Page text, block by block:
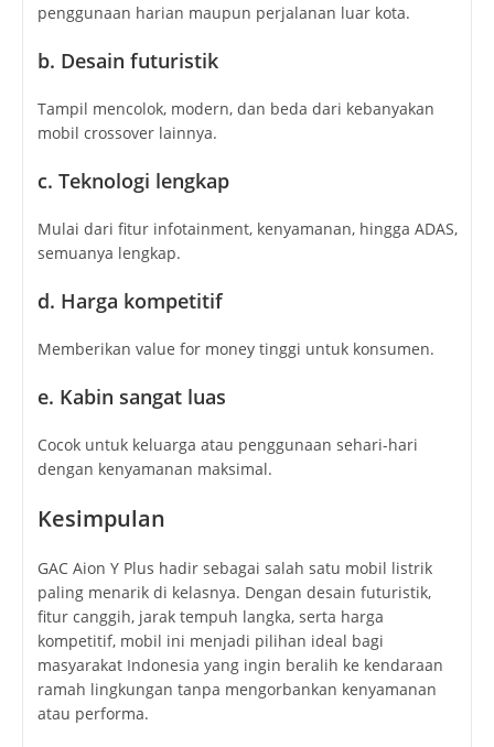
penggunaan harian maupun perjalanan luar kota.
b. Desain futuristik
Tampil mencolok, modern, dan beda dari kebanyakan
mobil crossover lainnya.
c. Teknologi lengkap
Mulai dari fitur infotainment, kenyamanan, hingga ADAS,
semuanya lengkap.
d. Harga kompetitif
Memberikan value for money tinggi untuk konsumen.
e. Kabin sangat luas
Cocok untuk keluarga atau penggunaan sehari-hari
dengan kenyamanan maksimal.
Kesimpulan
GAC Aion Y Plus hadir sebagai salah satu mobil listrik
paling menarik di kelasnya. Dengan desain futuristik,
fitur canggih, jarak tempuh langka, serta harga
kompetitif, mobil ini menjadi pilihan ideal bagi
masyarakat Indonesia yang ingin beralih ke kendaraan
ramah lingkungan tanpa mengorbankan kenyamanan
atau performa.